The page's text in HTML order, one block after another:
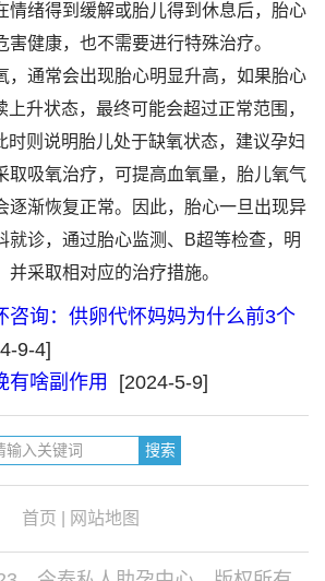
情绪得到缓解或胎儿得到休息后，胎心
害健康，也不需要进行特殊治疗。
通常会出现胎心明显升高，如果胎心
升状态，最终可能会超过正常范围，
时则说明胎儿处于缺氧状态，建议孕妇
取吸氧治疗，可提高血氧量，胎儿氧气
逐渐恢复正常。因此，胎心一旦出现异
就诊，通过胎心监测、B超等检查，明
采取相对应的治疗措施。
咨询：供卵代怀妈妈为什么前3个
9-4]
有啥副作用 [2024-5-9]
首页 网站地图